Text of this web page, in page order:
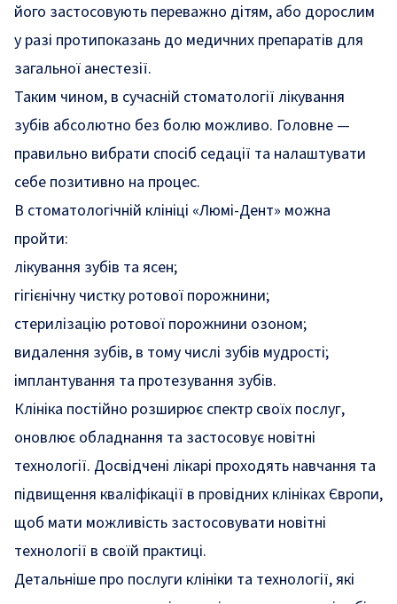
його застосовують переважно дітям, або дорослим
у разі протипоказань до медичних препаратів для
загальної анестезії.
Таким чином, в сучасній стоматології лікування
зубів абсолютно без болю можливо. Головне —
правильно вибрати спосіб седації та налаштувати
себе позитивно на процес.
В стоматологічній клініці «Люмі-Дент» можна
пройти:
лікування зубів та ясен;
гігієнічну чистку ротової порожнини;
стерилізацію ротової порожнини озоном;
видалення зубів, в тому числі зубів мудрості;
імплантування та протезування зубів.
Клініка постійно розширює спектр своїх послуг,
оновлює обладнання та застосовує новітні
технології. Досвідчені лікарі проходять навчання та
підвищення кваліфікації в провідних клініках Європи,
щоб мати можливість застосовувати новітні
технології в своїй практиці.
Детальніше про послуги клініки та технології, які